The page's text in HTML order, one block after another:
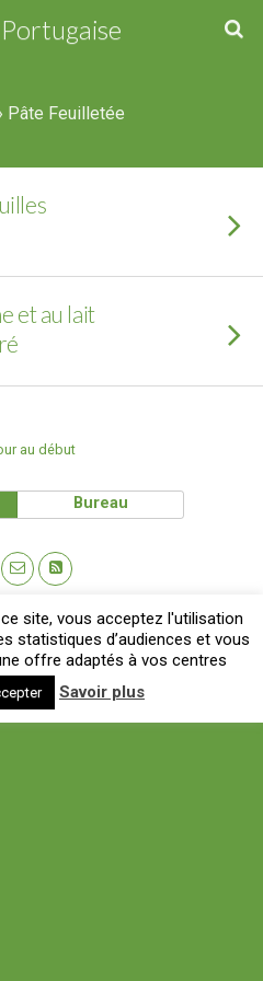
Pâte Feuilletée
et au lait
au début
Bureau
site, vous acceptez l'utilisation
statistiques d’audiences et vous
offre adaptés à vos centres
Savoir plus